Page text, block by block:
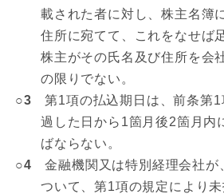
載された者に対し、株主名簿
住所に宛てて、これをなせば
株主がその氏名及び住所を会
の限りでない。
○3 第1項の払込期日は、前条第1
過した日から1箇月後2箇月内
ばならない。
○4 金融機関又は特別経理会社が
ついて、第1項の規定により